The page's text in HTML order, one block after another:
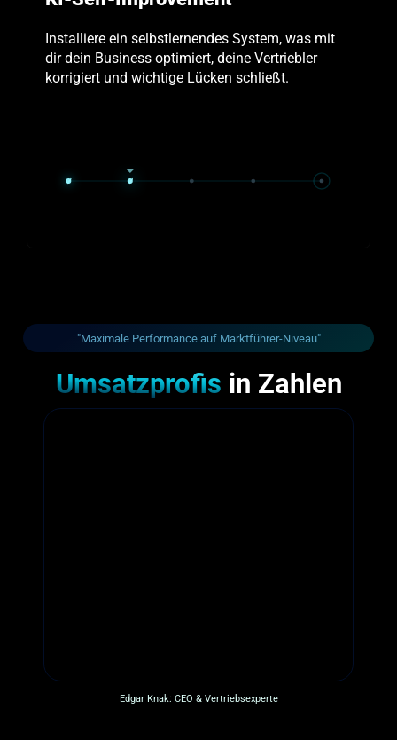
Installiere ein selbstlernendes System, was mit
dir dein Business optimiert, deine Vertriebler
korrigiert und wichtige Lücken schließt.
"Maximale Performance auf Marktführer-Niveau"
Umsatzprofis in Zahlen
Edgar Knak: CEO & Vertriebsexperte